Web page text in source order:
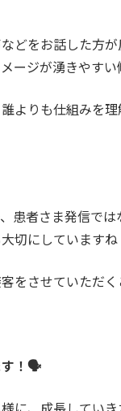
をお話した方が
ージが湧きやすい
よりも仕組みを
患者さま発信で
切にしていますね
をさせていただく
す！🗣️